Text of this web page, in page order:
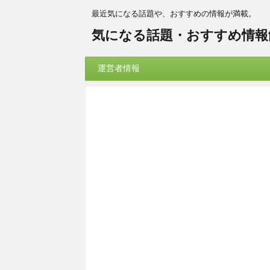
最近気になる話題や、おすすめの情報が満載。
気になる話題・おすすめ情
運営者情報